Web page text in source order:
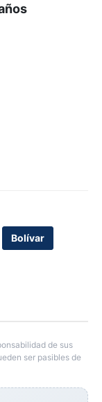
Bolívar
de sus
ser pasibles de